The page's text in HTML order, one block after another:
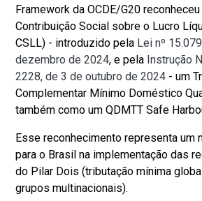
Framework da OCDE/G20
Contribuição Social sobre o Lucro
CSLL) - introduzido pela Lei nº
dezembro de 2024, e pela Instrução
2228, de 3 de outubro de 2024 - um
Complementar Mínimo Doméstico
também como um QDMTT Safe
Esse reconhecimento representa um
para o Brasil na implementação das
do Pilar Dois (tributação mínima
grupos multinacionais).